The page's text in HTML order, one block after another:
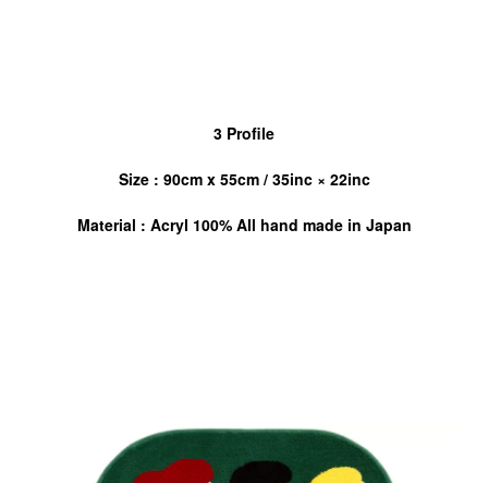
3 Profile
Size : 90cm x 55cm / 35inc × 22inc
Material : Acryl 100% All hand made in Japan